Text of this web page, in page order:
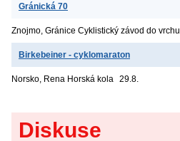
Gránická 70
Znojmo, Gránice Cyklistický závod do vrchu
Birkebeiner - cyklomaraton
Norsko, Rena Horská kola 29.8.
Diskuse